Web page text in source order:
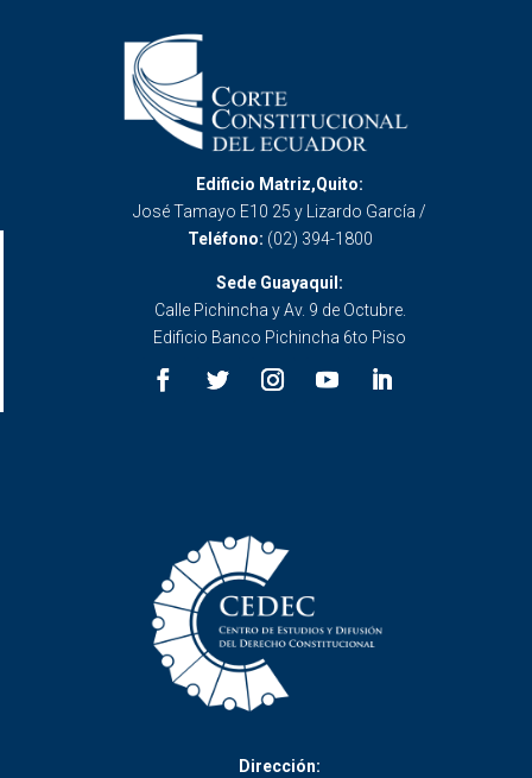
Edificio Matriz,Quito:
José Tamayo E10 25 y Lizardo García /
Teléfono: (02) 394-1800
Sede Guayaquil:
Calle Pichincha y Av. 9 de Octubre.
Edificio Banco Pichincha 6to Piso
Dirección: